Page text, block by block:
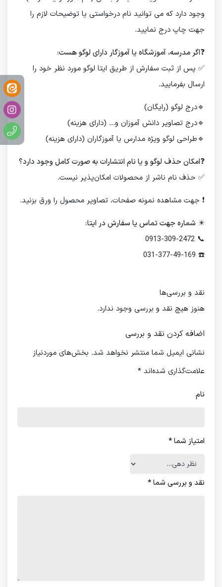
وجود دارد که می توانید نام درخواستی یا توضیحات لازم را
جهت چاپ درج نمایید.
❓اگر مدرسه، آموزشگاه یا آموزگار دارای لوگو هست:
✅ پس از ثبت سفارش از طریق ایتا لوگو مورد نظر خود را
ارسال بفرمایید.
🔹درج لوگو (رایگان)
🔹درج تصاویر دانش آموزان و... (دارای هزینه)
🔹طراحی لوگو ویژه مدارس یا آموزگاران (دارای هزینه)
❓امکان حذف لوگو و یا نام انتشارات به صورت کامل وجود دارد؟
✅ حذف نام ناشر از محصولات امکان‌پذیر نیست.
❗️ جهت مشاهده نمونه صفحات، تصاویر محصول را ورق بزنید.
✴️ شماره جهت تماس یا سفارش در ایتا:
📞 0913-309-2472
☎️ 031-377-49-169
نقد و بررسی‌ها
هنوز هیچ نقد و بررسی وجود ندارد.
اضافه کردن نقد و بررسی
نشانی ایمیل شما منتشر نخواهد شد. بخش‌های موردنیاز
علامت‌گذاری شده‌اند *
نام
امتیاز شما*
نقد و بررسی شما*